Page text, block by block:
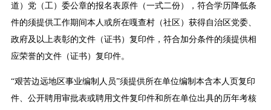
道）党（工）委公章的报名表原件（一式二份），符合学历降低条
件的须提供工作期间本人或所在嘎查村（社区）获得自治区党委、
政府及以上表彰的文件（证书）复印件，符合加分条件的须提供相
应荣誉的文件（证书）复印件。
“艰苦边远地区事业编制人员”须提供所在单位编制本含本人页复印
件、公开聘用审批表或聘用文件复印件和所在单位出具的历年考核